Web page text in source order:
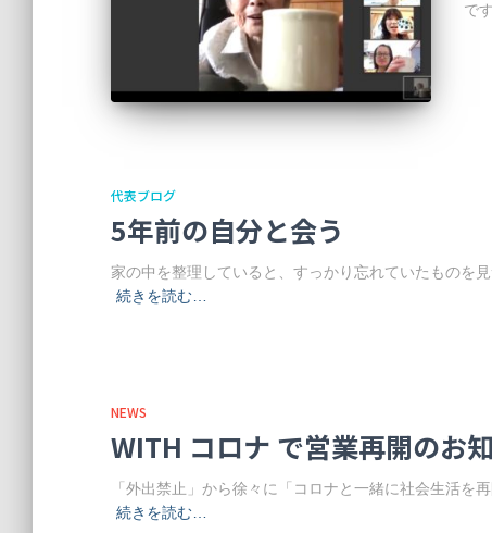
で
代表ブログ
5年前の自分と会う
家の中を整理していると、すっかり忘れていたものを
続きを読む…
NEWS
WITH コロナ で営業再開のお
「外出禁止」から徐々に「コロナと一緒に社会生活を
続きを読む…